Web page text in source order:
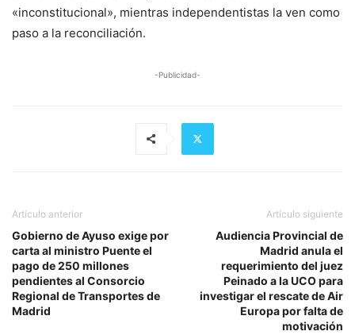
«inconstitucional», mientras independentistas la ven como
paso a la reconciliación.
-Publicidad-
Artículo anterior
Gobierno de Ayuso exige por
carta al ministro Puente el
pago de 250 millones
pendientes al Consorcio
Regional de Transportes de
Madrid
Artículo siguiente
Audiencia Provincial de
Madrid anula el
requerimiento del juez
Peinado a la UCO para
investigar el rescate de Air
Europa por falta de
motivación